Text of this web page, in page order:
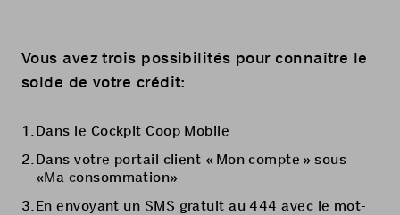
Vous avez trois possibilités pour connaître le
solde de votre crédit:
Dans le Cockpit Coop Mobile
Dans votre portail client « Mon compte » sous
«Ma consommation»
En envoyant un SMS gratuit au 444 avec le mot-